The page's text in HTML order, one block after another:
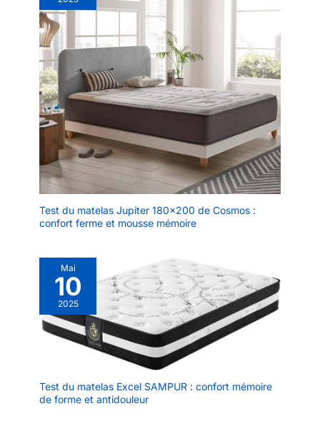
que vous pouvez
n'importe où dans
votre maison avec
facilité. Conseils :
pour garantir une
performance et un
confort optimaux,
triangulaire s'étendre
naturellement dans
un endroit bien
ventilé pendant 12 à
24 heures après
réception. Le temps
pendant 24 à 48
heures assure un
soutien complet.
Maintenir la propreté
en lavant
régulièrement la
housse amovible.
Test du matelas Jupiter 180×200 de Cosmos :
confort ferme et mousse mémoire
Mai
10
2025
Test du matelas Excel SAMPUR : confort mémoire
de forme et antidouleur